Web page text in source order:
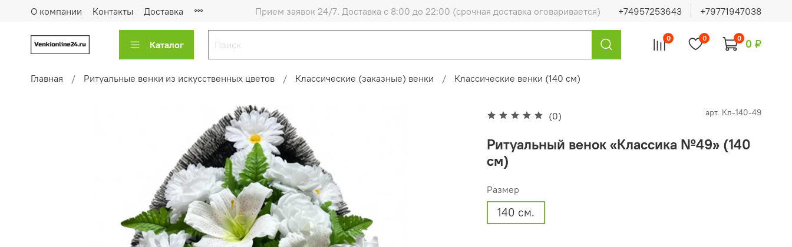
О компании Контакты Доставка Прием заявок 24/7. Доставка с 8:00 до 22:00 (срочная доставка оговаривается) +74957253643 +79771947038
Каталог
0 0 0 0 ₽
Главная Ритуальные венки из искусственных цветов Классические (заказные) венки Классические венки (140 см)
(0) арт. Кл-140-49
Ритуальный венок «Классика №49» (140
см)
Размер
140 см.